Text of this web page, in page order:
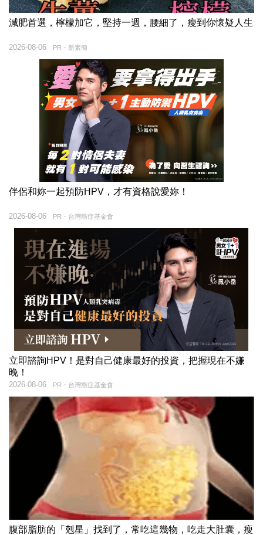
減肥首選，檸檬加它，堅持一週，腰細了，瘦到你懷疑人生
PR・新素簡
2026-08-06
伴侶和妳一起預防HPV，才有資格說愛妳！
PR・台灣癌症基金會
2026-08-06
立即諮詢HPV！是對自己健康最好的投資，把握現在不嫌
晚！
PR・台灣癌症基金會
2026-08-06
腹部脂肪的「剋星」找到了，常吃這幾物，吃走大肚囊，瘦